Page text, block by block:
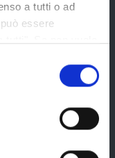
a tutti o ad
essere